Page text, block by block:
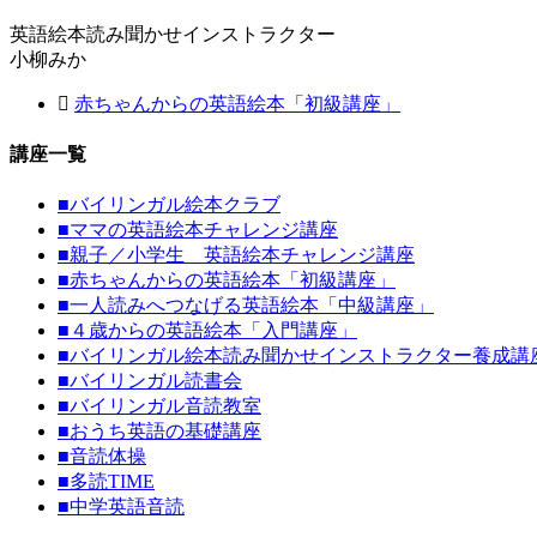
英語絵本読み聞かせインストラクター
小柳みか
赤ちゃんからの英語絵本「初級講座」
講座一覧
■バイリンガル絵本クラブ
■ママの英語絵本チャレンジ講座
■親子／小学生 英語絵本チャレンジ講座
■赤ちゃんからの英語絵本「初級講座」
■一人読みへつなげる英語絵本「中級講座」
■ ４歳からの英語絵本「入門講座」
■バイリンガル絵本読み聞かせインストラクター養成講
■バイリンガル読書会
■バイリンガル音読教室
■おうち英語の基礎講座
■音読体操
■多読TIME
■中学英語音読